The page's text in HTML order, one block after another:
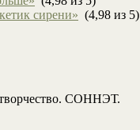
сирени» (4,98 из 5)
СОННЭТ.